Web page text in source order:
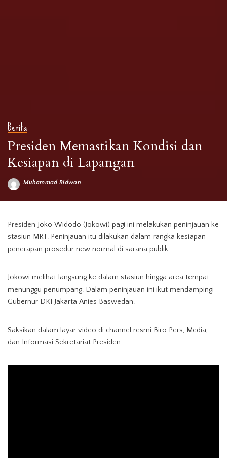
Berita
Presiden Memastikan Kondisi dan
Kesiapan di Lapangan
Posted
Muhammad Ridwan
Presiden Joko Widodo (Jokowi) pagi ini melakukan peninjauan ke
stasiun MRT. Peninjauan itu dilakukan dalam rangka kesiapan
penerapan prosedur new normal di sarana publik.
Jokowi melihat langsung ke dalam stasiun hingga area tempat
menunggu penumpang. Dalam peninjauan ini ikut mendampingi
Gubernur DKI Jakarta Anies Baswedan.
Saksikan dalam layar video di channel resmi Biro Pers, Media,
dan Informasi Sekretariat Presiden.